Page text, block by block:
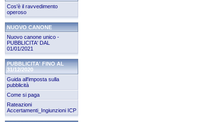
Cos'è il ravvedimento
operoso
NUOVO CANONE
Nuovo canone unico -
PUBBLICITA' DAL
01/01/2021
PUBBLICITA' FINO AL
31/12/2020
Guida all'imposta sulla
pubblicità
Come si paga
Rateazioni
Accertamenti_Ingiunzioni ICP